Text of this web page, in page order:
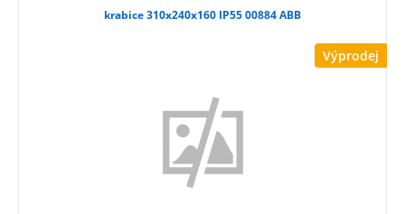
Výprodej
krabice 310x240x160 IP55 00884 ABB